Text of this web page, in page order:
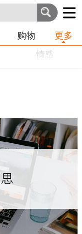
职业
购物 更多
情感